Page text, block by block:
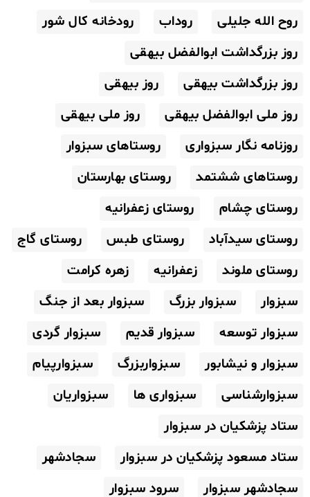
روح الله جلیلی
روداب
رودخانه کال شور
روز بزرگداشت ابوالفضل بیهقی
روز بزرگداشت بیهقی
روز بیهقی
روز ملی ابوالفضل بیهقی
روز ملی بیهقی
روزنامه نگار سبزواری
روستاهای سبزوار
روستاهای ششتمد
روستای بهارستان
روستای چشام
روستای زعفرانیه
روستای سیدآباد
روستای طبس
روستای گاج
روستای ملوند
زعفرانیه
زهره کرامت
سبزوار
سبزوار بزرگ
سبزوار بعد از جنگ
سبزوار توسعه
سبزوار قدیم
سبزوار گردی
سبزوار و نیشابور
سبزواربزرگ
سبزوارپیام
سبزوارشناسی
سبزواری ها
سبزواریان
ستاد پزشکیان در سبزوار
ستاد مسعود پزشکیان در سبزوار
سجادشهر
سجادشهر سبزوار
سرود سبزوار